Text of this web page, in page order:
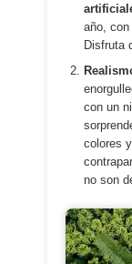
año, con
Disfruta
con un
colores
no son